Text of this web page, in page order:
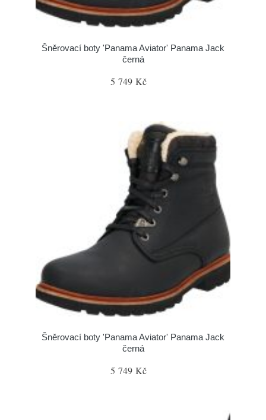
Šněrovací boty 'Panama Aviator' Panama Jack
černá
5 749 Kč
Šněrovací boty 'Panama Aviator' Panama Jack
černá
5 749 Kč